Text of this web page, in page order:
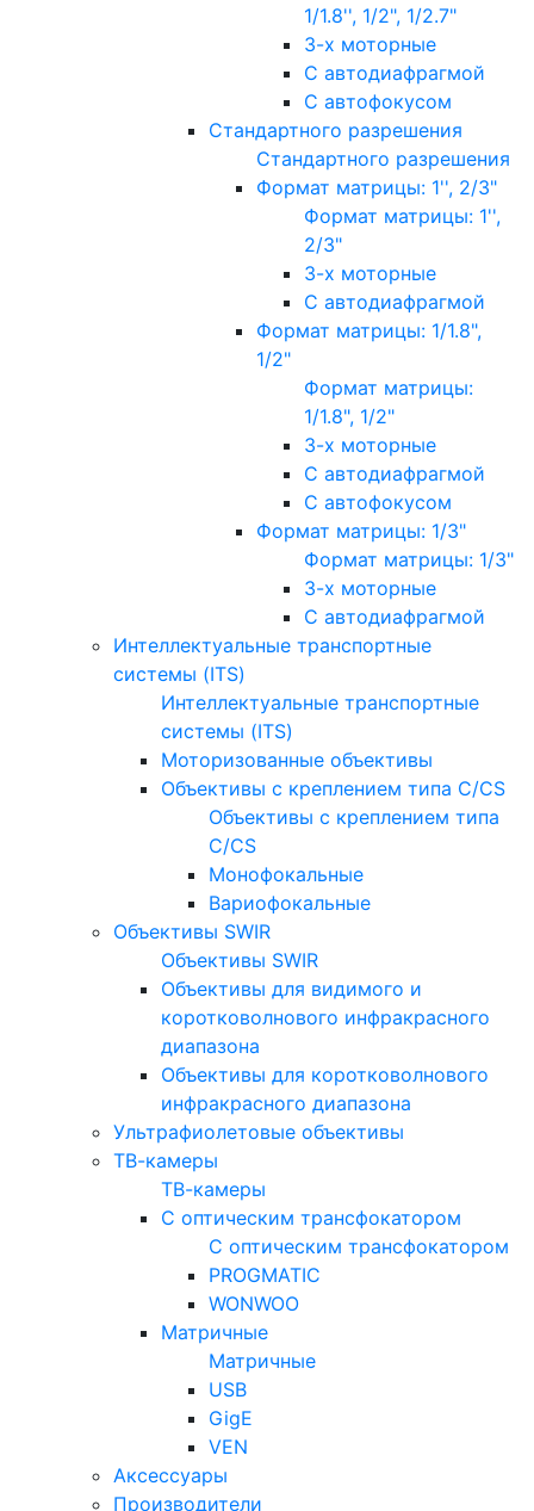
1/1.8'', 1/2", 1/2.7"
3-х моторные
С автодиафрагмой
С автофокусом
Стандартного разрешения
Стандартного разрешения
Формат матрицы: 1'', 2/3"
Формат матрицы: 1'',
2/3"
3-х моторные
С автодиафрагмой
Формат матрицы: 1/1.8",
1/2"
Формат матрицы:
1/1.8", 1/2"
3-х моторные
С автодиафрагмой
С автофокусом
Формат матрицы: 1/3"
Формат матрицы: 1/3"
3-х моторные
С автодиафрагмой
Интеллектуальные транспортные
системы (ITS)
Интеллектуальные транспортные
системы (ITS)
Моторизованные объективы
Объективы с креплением типа C/CS
Объективы с креплением типа
C/CS
Монофокальные
Вариофокальные
Объективы SWIR
Объективы SWIR
Объективы для видимого и
коротковолнового инфракрасного
диапазона
Объективы для коротковолнового
инфракрасного диапазона
Ультрафиолетовые объективы
ТВ-камеры
ТВ-камеры
С оптическим трансфокатором
С оптическим трансфокатором
PROGMATIC
WONWOO
Матричные
Матричные
USB
GigE
VEN
Аксессуары
Производители